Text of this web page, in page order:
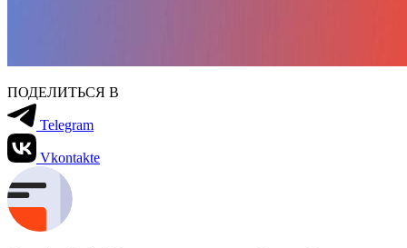
ПОДЕЛИТЬСЯ В
Telegram
Vkontakte